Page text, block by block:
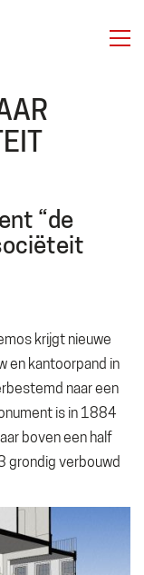
“de
krijgt nieuwe
en kantoorpand in
naar een
is in 1884
boven een half
grondig verbouwd